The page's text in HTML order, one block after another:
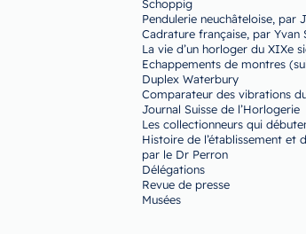
Schoppig
Pendulerie neuchâteloise, par
Cadrature française, par Yvan
La vie d’un horloger du XIXe
Echappements de montres
Duplex Waterbury
Comparateur des vibrations
Journal Suisse de l’Horlogerie
Les collectionneurs qui
Histoire de l’établissement et
par le Dr Perron
Délégations
Revue de presse
Musées